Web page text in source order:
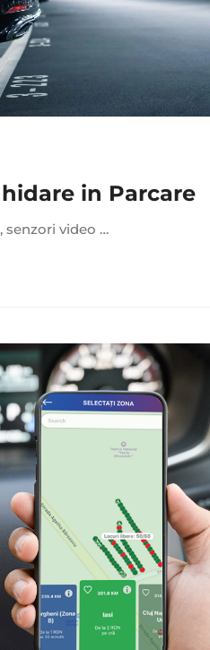
in Parcare
senzori video …